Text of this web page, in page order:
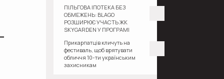
ПІЛЬГОВА ІПОТЕКА БЕЗ
ОБМЕЖЕНЬ: BLAGO
РОЗШИРЮЄ УЧАСТЬ ЖК
SKYGARDEN У ПРОГРАМІ
Прикарпатців кличуть на
фестиваль, щоб врятувати
обличчя 10-ти українським
захисникам